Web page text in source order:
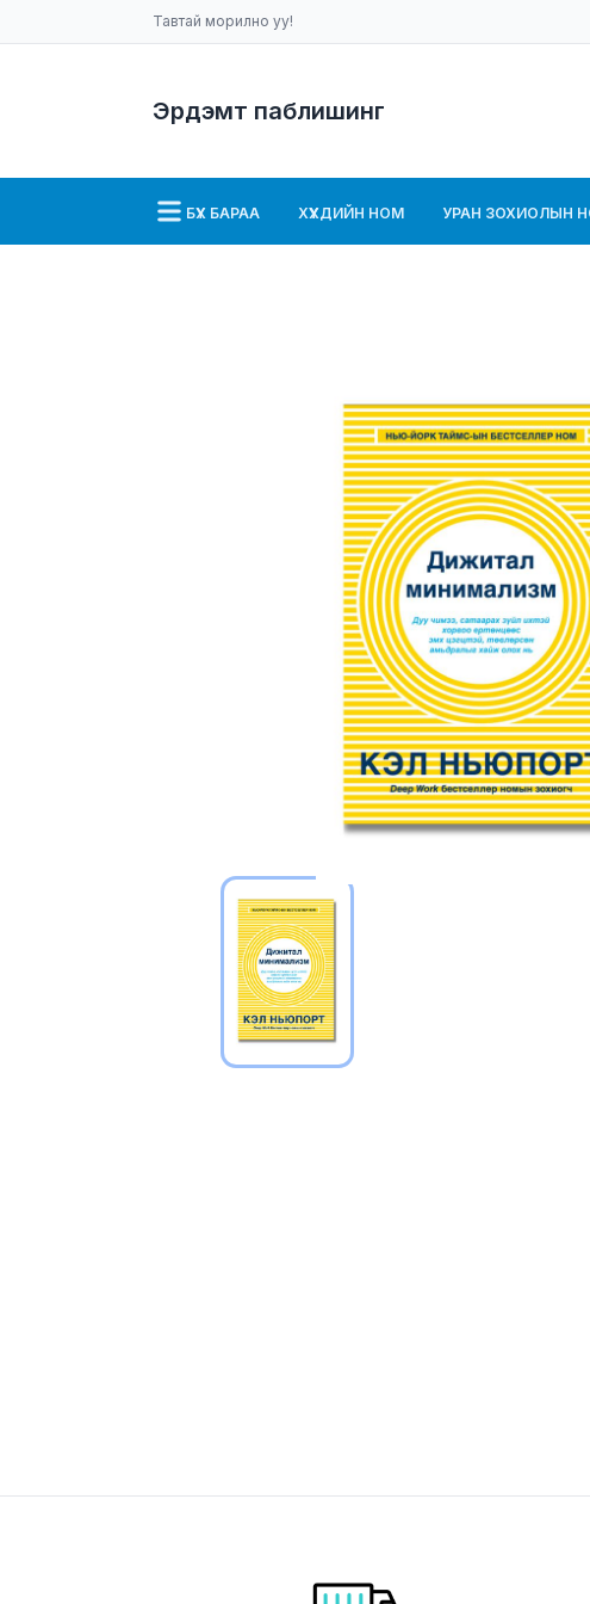
Тавтай морилно уу!
Эрдэмт паблишинг
БҮХ БАРАА ХҮҮХДИЙН НОМ УРАН ЗОХИОЛЫН